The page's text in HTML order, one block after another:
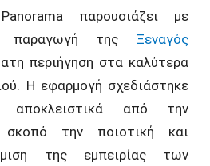
παρουσιάζει με
παραγωγή της Ξεναγός
περιήγηση στα καλύτερα
Η εφαρμογή σχεδιάστηκε
αποκλειστικά από την
της εμπειρίας των